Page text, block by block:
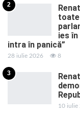
2
ies
intra în panică”
28 iulie 2026 8
3
10 iulie